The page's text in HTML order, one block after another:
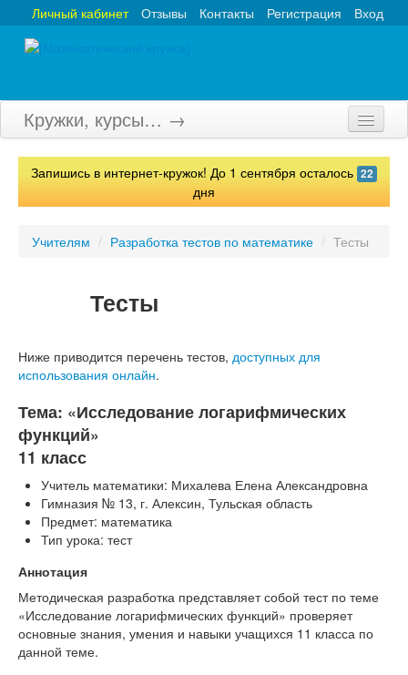
Вход
Регистрация
Контакты
Отзывы
Личный кабинет
Кружки, курсы… →
Главная
Вебинары
Тесты
Книги
Игры
Учитель
Запишись в интернет-кружок! До 1 сентября осталось 22
дня
Учителям / Разработка тестов по математике / Тесты
Тесты
Ниже приводится перечень тестов, доступных для
использования онлайн.
Тема: «Исследование логарифмических
функций»
11 класс
Учитель математики: Михалева Елена Александровна
Гимназия № 13, г. Алексин, Тульская область
Предмет: математика
Тип урока: тест
Аннотация
Методическая разработка представляет собой тест по теме
«Исследование логарифмических функций» проверяет
основные знания, умения и навыки учащихся 11 класса по
данной теме.